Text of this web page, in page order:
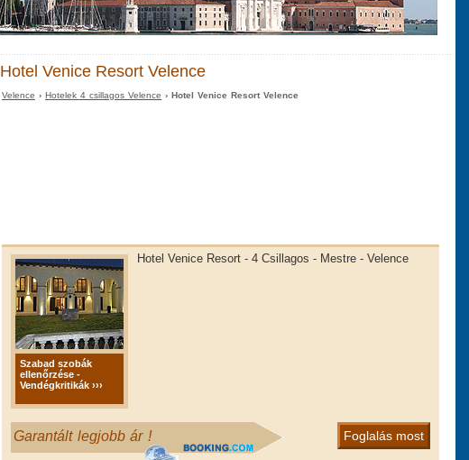
Hotel Venice Resort Velence
Velence ›Hotelek 4 csillagos Velence › Hotel Venice Resort Velence
Szabad szobák
ellenőrzése -
Vendégkritikák ›››
Hotel Venice Resort - 4 Csillagos - Mestre - Velence
Garantált legjobb ár ! Foglalás most